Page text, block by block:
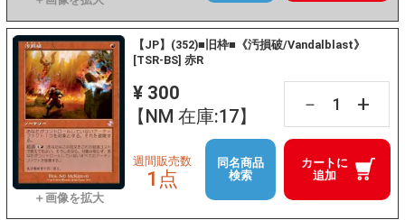
【JP】(352)■旧枠■《汚損破/Vandalblast》
[TSR-BS] 赤R
¥ 300
【NM 在庫:17】
－ +
カートに
追加
週間販売数
1点
同名商品
検索